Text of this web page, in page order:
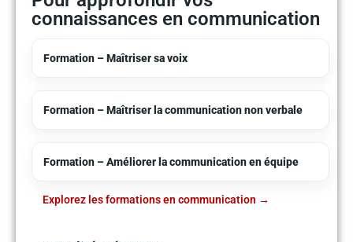
connaissances en communication
Formation – Maîtriser sa voix
Formation – Maîtriser la communication non verbale
Formation – Améliorer la communication en équipe
Explorez les formations en communication